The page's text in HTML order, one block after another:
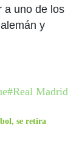
a uno de los
y
#Real Madrid
se retira